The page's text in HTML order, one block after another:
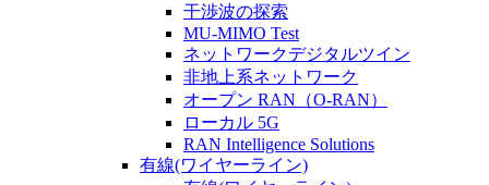
干渉波の探索
MU-MIMO Test
ネットワークデジタルツイン
非地上系ネットワーク
オープン RAN（O-RAN）
ローカル 5G
RAN Intelligence Solutions
有線(ワイヤーライン)